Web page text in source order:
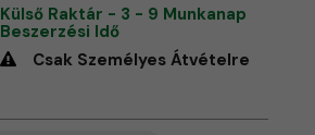
Külső Raktár - 3 - 9 Munkanap
Beszerzési Idő
Csak Személyes Átvételre